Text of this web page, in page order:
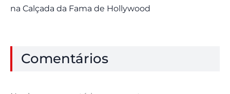
na Calçada da Fama de Hollywood
Comentários